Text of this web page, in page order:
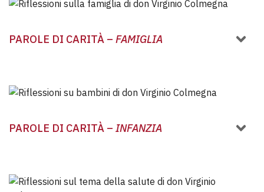
PAROLE DI CARITÀ – FAMIGLIA
PAROLE DI CARITÀ – INFANZIA